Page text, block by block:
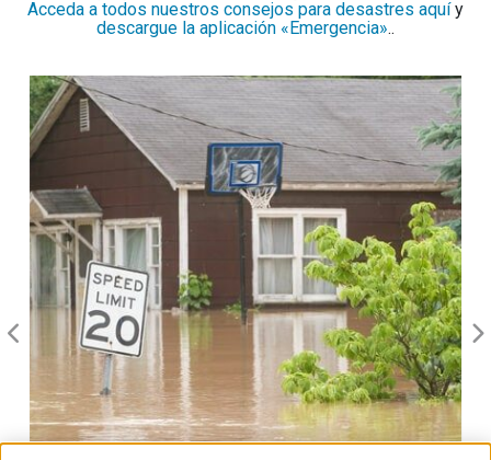
Acceda a todos nuestros consejos para desastres aquíy
descargue la aplicación «Emergencia»..